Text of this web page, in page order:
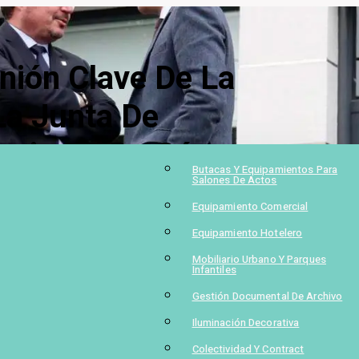
Butacas Y Equipamientos Para
Salones De Actos
Equipamiento Comercial
Equipamiento Hotelero
Mobiliario Urbano Y Parques
Infantiles
Gestión Documental De Archivo
Iluminación Decorativa
Colectividad Y Contract
Clave De La
Junta De
De Cáceres